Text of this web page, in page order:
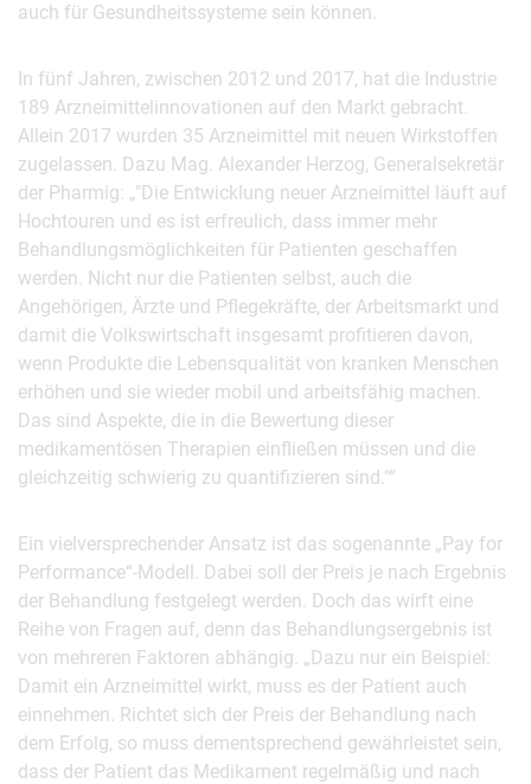
auch für Gesundheitssysteme sein können.
In fünf Jahren, zwischen 2012 und 2017, hat die Industrie
189 Arzneimittelinnovationen auf den Markt gebracht.
Allein 2017 wurden 35 Arzneimittel mit neuen Wirkstoffen
zugelassen. Dazu Mag. Alexander Herzog, Generalsekretär
der Pharmig: „"Die Entwicklung neuer Arzneimittel läuft auf
Hochtouren und es ist erfreulich, dass immer mehr
Behandlungsmöglichkeiten für Patienten geschaffen
werden. Nicht nur die Patienten selbst, auch die
Angehörigen, Ärzte und Pflegekräfte, der Arbeitsmarkt und
damit die Volkswirtschaft insgesamt profitieren davon,
wenn Produkte die Lebensqualität von kranken Menschen
erhöhen und sie wieder mobil und arbeitsfähig machen.
Das sind Aspekte, die in die Bewertung dieser
medikamentösen Therapien einfließen müssen und die
gleichzeitig schwierig zu quantifizieren sind."“
Ein vielversprechender Ansatz ist das sogenannte „Pay for
Performance“-Modell. Dabei soll der Preis je nach Ergebnis
der Behandlung festgelegt werden. Doch das wirft eine
Reihe von Fragen auf, denn das Behandlungsergebnis ist
von mehreren Faktoren abhängig. „Dazu nur ein Beispiel:
Damit ein Arzneimittel wirkt, muss es der Patient auch
einnehmen. Richtet sich der Preis der Behandlung nach
dem Erfolg, so muss dementsprechend gewährleistet sein,
dass der Patient das Medikament regelmäßig und nach